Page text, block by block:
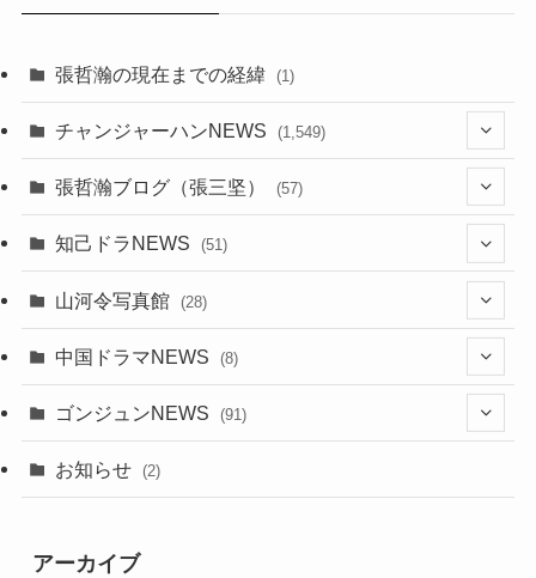
張哲瀚の現在までの経緯 (1)
チャンジャーハンNEWS (1,549)
(6)
(29)
(20)
張哲瀚ブログ（張三坚） (57)
(14)
知己ドラNEWS (51)
(42)
(5)
山河令写真館 (28)
(17)
中国ドラマNEWS (8)
(1)
(6)
ゴンジュンNEWS (91)
お知らせ (2)
アーカイブ